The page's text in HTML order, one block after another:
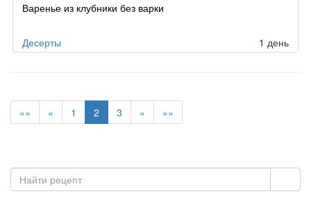
Варенье из клубники без варки
Десерты 1 день
«« « 1 2 3 » »»